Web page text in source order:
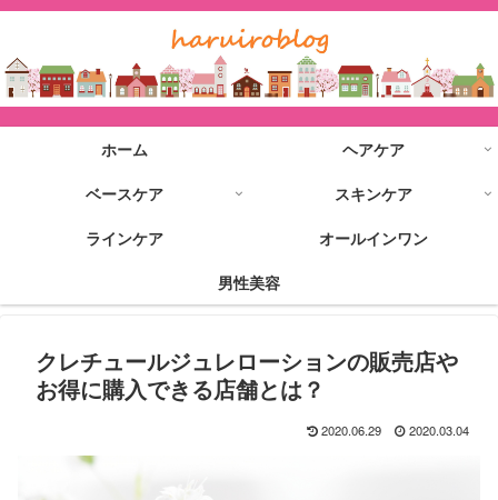
ホーム
ヘアケア
ベースケア
スキンケア
ラインケア
オールインワン
男性美容
クレチュールジュレローションの販売店や
お得に購入できる店舗とは？
2020.06.29 2020.03.04